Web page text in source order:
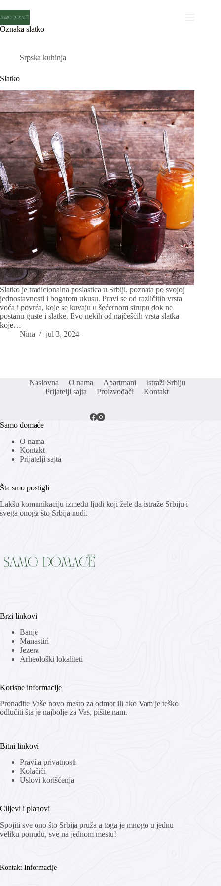
to
content
Oznaka slatko
Srpska kuhinja
Slatko
Slatko je tradicionalna poslastica u Srbiji, poznata po svojoj
jednostavnosti i bogatom ukusu. Pravi se od različitih vrsta
voća i povrća, koje se kuvaju u šećernom sirupu dok ne
postanu guste i slatke. Evo nekih od najčešćih vrsta slatka
koje…
Nina
jul 3, 2024
Naslovna O nama Apartmani
Istraži Srbiju
Prijatelji sajta
Proizvođači Kontakt
Samo domaće
O nama
Kontakt
Prijatelji sajta
Šta smo postigli
Lakšu komunikaciju između ljudi koji žele da istraže Srbiju i
svega onoga što Srbija nudi.
Brzi linkovi
Banje
Manastiri
Jezera
Arheološki lokaliteti
Korisne informacije
Pronađite Vaše novo mesto za odmor ili ako Vam je teško
odlučiti šta je najbolje za Vas, pišite nam.
Bitni linkovi
Pravila privatnosti
Kolačići
Uslovi korišćenja
Ciljevi i planovi
Spojiti sve ono što Srbija pruža a toga je mnogo u jednu
veliku ponudu, sve na jednom mestu!
Kontakt Informacije